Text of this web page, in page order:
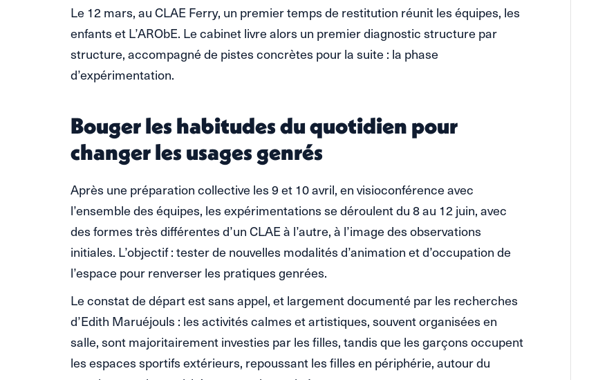
Le 12 mars, au CLAE Ferry, un premier temps de restitution réunit les équipes, les
enfants et L’ARObE. Le cabinet livre alors un premier diagnostic structure par
structure, accompagné de pistes concrètes pour la suite : la phase
d’expérimentation.
Bouger les habitudes du quotidien pour
changer les usages genrés
Après une préparation collective les 9 et 10 avril, en visioconférence avec
l’ensemble des équipes, les expérimentations se déroulent du 8 au 12 juin, avec
des formes très différentes d’un CLAE à l’autre, à l’image des observations
initiales. L’objectif : tester de nouvelles modalités d’animation et d’occupation de
l’espace pour renverser les pratiques genrées.
Le constat de départ est sans appel, et largement documenté par les recherches
d’Edith Maruéjouls : les activités calmes et artistiques, souvent organisées en
salle, sont majoritairement investies par les filles, tandis que les garçons occupent
les espaces sportifs extérieurs, repoussant les filles en périphérie, autour du